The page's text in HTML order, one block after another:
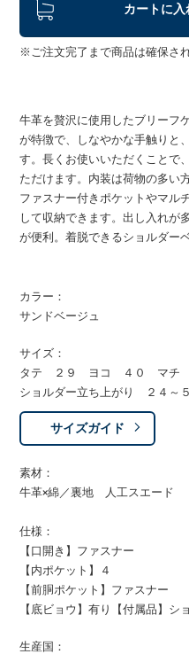
カートに入
※ご注文完了まで商品は確保さ
牛革を贅沢に使用したブリーフ
が特徴で、しなやかな手触りと
す。長くお使いいただくことで
ただけます。内装は荷物の多い
ファスナー付きポケットやマル
して収納できます。出し入れが
が便利。着脱できるショルダー
カラー：
サンドベージュ
サイズ：
タテ ２９ ヨコ ４０ マチ
ショルダー立ち上がり ２４～
サイズガイド
素材：
牛革×綿／裏地 人工スエード
仕様：
【口開き】ファスナー
【内ポケット】４
【前胴ポケット】ファスナー
【底ビョウ】有り【付属品】シ
生産国：